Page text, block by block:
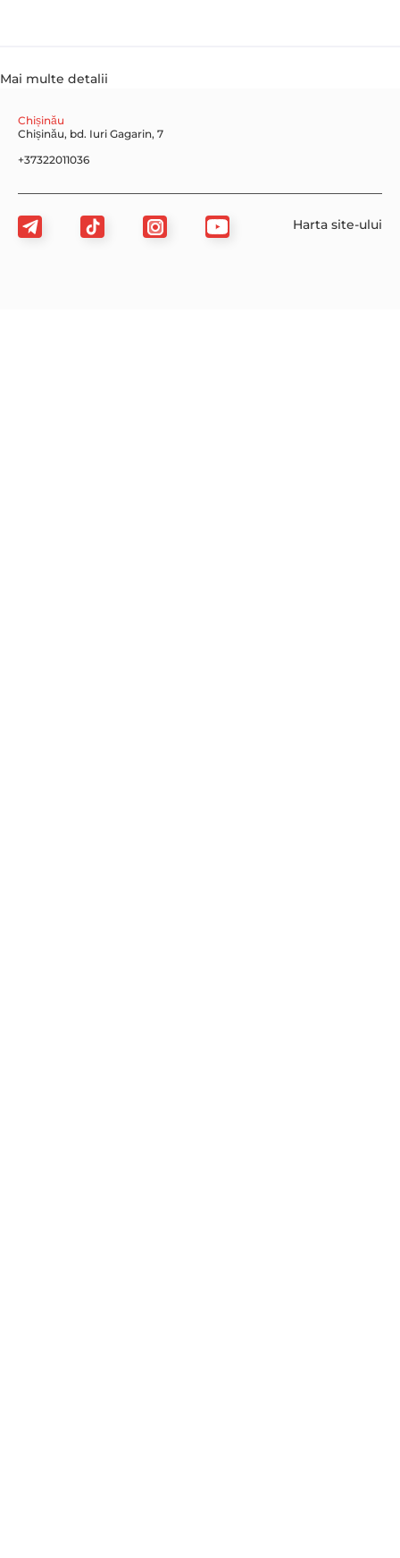
Mai multe detalii
Chișinău
Chișinău, bd. Iuri Gagarin, 7
+37322011036
Harta site-ului